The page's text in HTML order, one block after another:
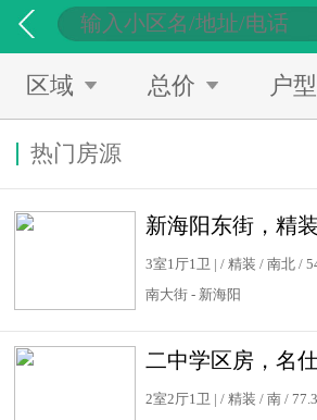
区域 总价 户型
热门房源
3室1厅1卫 | / 精装 / 南北 /
南大街 - 新海阳
2室2厅1卫 | / 精装 / 南 /